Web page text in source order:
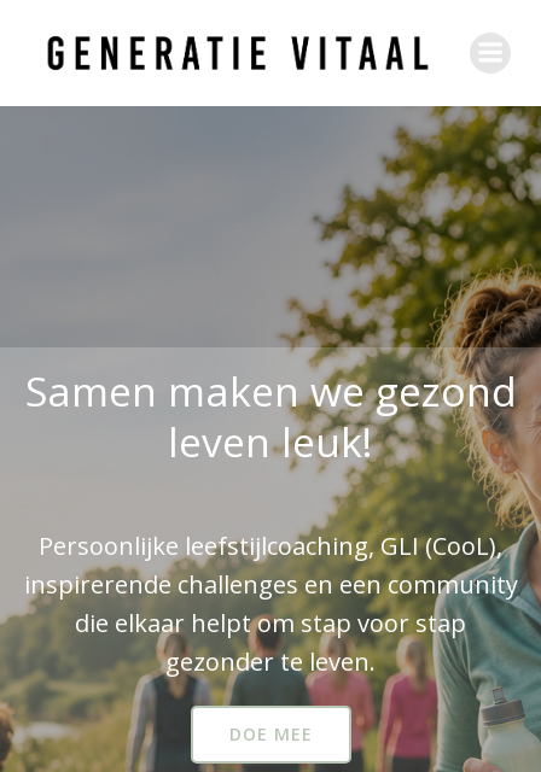
naar
inhoud
Samen maken we gezond
leven leuk!
Persoonlijke leefstijlcoaching, GLI (CooL),
inspirerende challenges en een community
die elkaar helpt om stap voor stap
gezonder te leven.
DOE MEE